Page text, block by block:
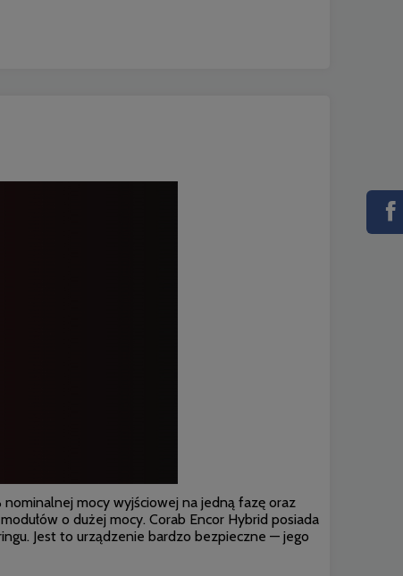
mocy wyjściowej na jedną fazę oraz
o dużej mocy. Corab Encor Hybrid posiada
Jest to urządzenie bardzo bezpieczne — jego